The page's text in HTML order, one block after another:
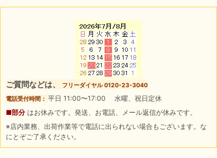
ご質問などは、
フリーダイヤル 0120-23-3040
電話受付時間： 平日 11:00〜17:00 水曜、祝日定休
■部分 はお休みです。発送、お電話、メール返信が休みです。
※店内業務、出荷作業等で電話に出られない場合もございます。な
にとぞご了承ください。